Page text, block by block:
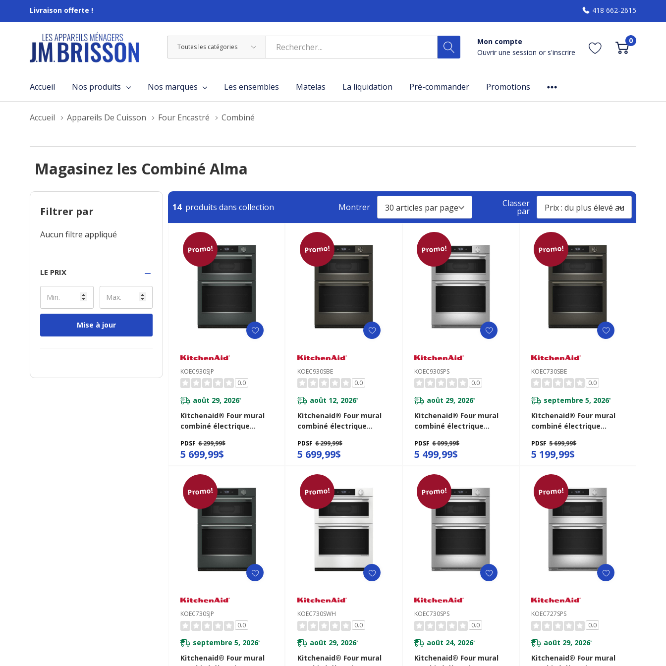
Livraison offerte ! 418 662-2615
Toutes
les
Rechercher
Mon compte
Ouvrir une session or s'inscrire
0
Accueil Nos produits Nos marques Les ensembles Matelas La liquidation Pré-commander Promotions
Accueil Appareils De Cuisson Four Encastré Combiné
Magasinez les Combiné Alma
Filtrer par
Aucun filtre appliqué
LE PRIX
Mise à jour
14produits dans collection Montrer Classer
par
Promo!
KOEC930SJP
0.0
août 29, 2026*
Kitchenaid® Four mural
combiné électrique
avec caméra de cuisson
intelligente - Fini
PDSF 6 299,99$
5 699,99$
Promo!
KOEC930SBE
0.0
août 12, 2026*
Kitchenaid® Four mural
combiné électrique
avec caméra de cuisson
intelligente - Fini minerai
PDSF 6 299,99$
5 699,99$
Promo!
KOEC930SPS
0.0
août 29, 2026*
Kitchenaid® Four mural
combiné électrique
avec caméra de cuisson
intelligente - Fini
PDSF 6 099,99$
5 499,99$
Promo!
KOEC730SBE
0.0
septembre 5, 2026*
Kitchenaid® Four mural
combiné électrique
avec modes de cuisson
assistée - Minerai noir
PDSF 5 699,99$
5 199,99$
Promo!
KOEC730SJP
0.0
septembre 5, 2026*
Kitchenaid® Four mural
Promo!
KOEC730SWH
0.0
août 29, 2026*
Kitchenaid® Four mural
Promo!
KOEC730SPS
0.0
août 24, 2026*
Kitchenaid® Four mural
Promo!
KOEC727SPS
0.0
août 29, 2026*
Kitchenaid® Four mural